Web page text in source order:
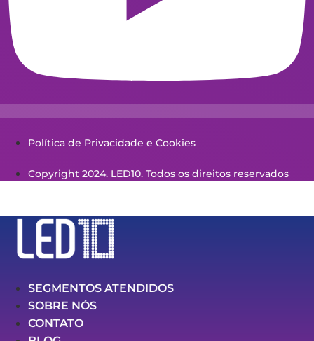
Política de Privacidade e Cookies
Copyright 2024. LED10. Todos os direitos reservados
SEGMENTOS ATENDIDOS
SOBRE NÓS
CONTATO